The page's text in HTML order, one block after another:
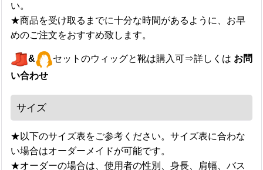
い。
★商品を受け取るまでに十分な時間があるように、お早
めのご注文をおすすめ致します。
& セットのウィッグと靴は購入可⇒詳しくは お問
い合わせ
サイズ
★以下のサイズ表をご参考ください。サイズ表に合わな
い場合はオーダーメイドが可能です。
★オーダーの場合は、使用者の性別、身長、肩幅、バス